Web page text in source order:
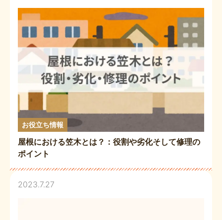
お役立ち情報
屋根における笠木とは？：役割や劣化そして修理の
ポイント
2023.7.27